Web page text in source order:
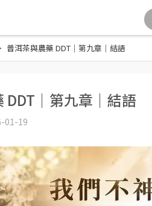
普洱茶與農藥 DDT｜第九章｜結語
DDT｜第九章｜結語
01-19